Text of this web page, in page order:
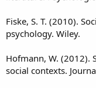
Fiske, S. T. (2010).
psychology. Wiley.
Hofmann, W. (2012).
social contexts.